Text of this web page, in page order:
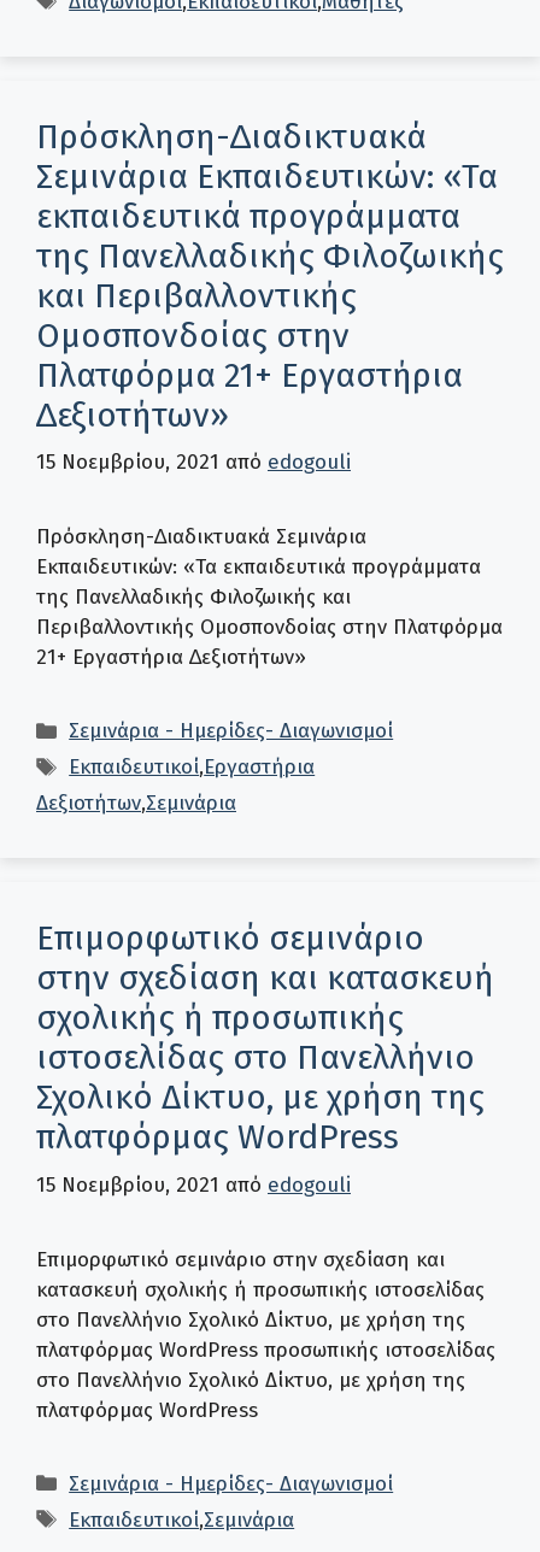
Πρόσκληση-∆ιαδικτυακά
Σεµινάρια Εκπαιδευτικών: «Τα
εκπαιδευτικά προγράµµατα
της Πανελλαδικής Φιλοζωικής
και Περιβαλλοντικής
Ομοσπονδοίας στην
Πλατφόρµα 21+ Εργαστήρια
∆εξιοτήτων»
15 Νοεμβρίου, 2021 από edogouli
Πρόσκληση-∆ιαδικτυακά Σεµινάρια
Εκπαιδευτικών: «Τα εκπαιδευτικά προγράµµατα
της Πανελλαδικής Φιλοζωικής και
Περιβαλλοντικής Ομοσπονδοίας στην Πλατφόρµα
21+ Εργαστήρια ∆εξιοτήτων»
Κατηγορίες
Σεμινάρια - Ημερίδες- Διαγωνισμοί
Ετικέτες
Εκπαιδευτικοί,Εργαστήρια
Δεξιοτήτων,Σεμινάρια
Επιμορφωτικό σεμινάριο
στην σχεδίαση και κατασκευή
σχολικής ή προσωπικής
ιστοσελίδας στο Πανελλήνιο
Σχολικό Δίκτυο, με χρήση της
πλατφόρμας WordPress
15 Νοεμβρίου, 2021 από edogouli
Επιμορφωτικό σεμινάριο στην σχεδίαση και
κατασκευή σχολικής ή προσωπικής ιστοσελίδας
στο Πανελλήνιο Σχολικό Δίκτυο, με χρήση της
πλατφόρμας WordPress προσωπικής ιστοσελίδας
στο Πανελλήνιο Σχολικό Δίκτυο, με χρήση της
πλατφόρμας WordPress
Κατηγορίες
Σεμινάρια - Ημερίδες- Διαγωνισμοί
Ετικέτες
Εκπαιδευτικοί,Σεμινάρια